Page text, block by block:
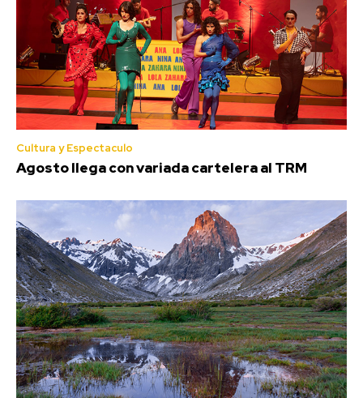
Cultura y Espectaculo
Agosto llega con variada cartelera al TRM